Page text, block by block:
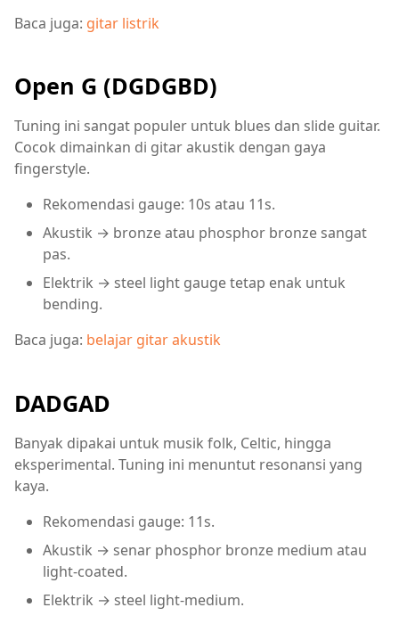
Baca juga: gitar listrik
Open G (DGDGBD)
Tuning ini sangat populer untuk blues dan slide guitar.
Cocok dimainkan di gitar akustik dengan gaya
fingerstyle.
Rekomendasi gauge: 10s atau 11s.
Akustik → bronze atau phosphor bronze sangat
pas.
Elektrik → steel light gauge tetap enak untuk
bending.
Baca juga: belajar gitar akustik
DADGAD
Banyak dipakai untuk musik folk, Celtic, hingga
eksperimental. Tuning ini menuntut resonansi yang
kaya.
Rekomendasi gauge: 11s.
Akustik → senar phosphor bronze medium atau
light-coated.
Elektrik → steel light-medium.